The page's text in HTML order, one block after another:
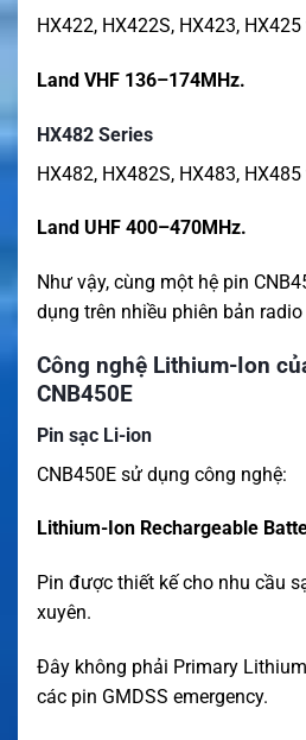
HX422, HX422S, HX423,
Land VHF 136–174MHz.
HX482 Series
HX482, HX482S, HX483,
Land UHF 400–470MHz.
Như vậy, cùng một hệ pin
dụng trên nhiều phiên bản
Công nghệ Lithium-Ion
CNB450E
Pin sạc Li-ion
CNB450E sử dụng công nghệ:
Lithium-Ion Rechargeable
Pin được thiết kế cho nhu cầu
xuyên.
Đây không phải Primary
các pin GMDSS emergency.